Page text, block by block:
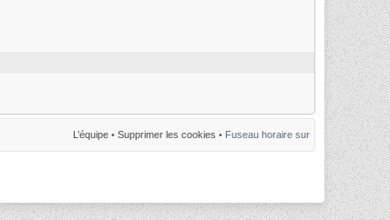
L’équipe • Supprimer les cookies • Fuseau horaire sur